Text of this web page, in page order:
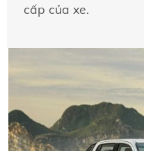
cấp của xe.